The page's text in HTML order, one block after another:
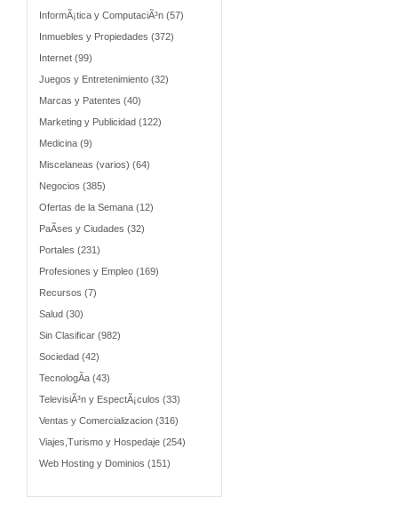
InformÃ¡tica y ComputaciÃ³n (57)
Inmuebles y Propiedades (372)
Internet (99)
Juegos y Entretenimiento (32)
Marcas y Patentes (40)
Marketing y Publicidad (122)
Medicina (9)
Miscelaneas (varios) (64)
Negocios (385)
Ofertas de la Semana (12)
PaÃ­ses y Ciudades (32)
Portales (231)
Profesiones y Empleo (169)
Recursos (7)
Salud (30)
Sin Clasificar (982)
Sociedad (42)
TecnologÃ­a (43)
TelevisiÃ³n y EspectÃ¡culos (33)
Ventas y Comercializacion (316)
Viajes,Turismo y Hospedaje (254)
Web Hosting y Dominios (151)